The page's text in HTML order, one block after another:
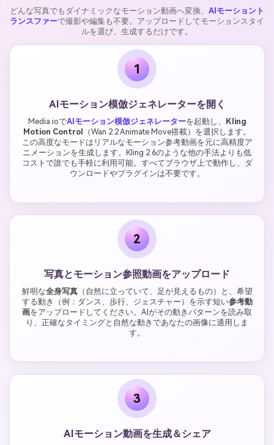
どんな写真でもダイナミックなモーション動画へ変換、 AIモーショント
ランスファーで撮影や編集も不要。アップロードしてモーションスタイ
ルを選び、生成するだけです。
1
AIモーション模倣ジェネレーターを開く
Media.ioでAIモーション模倣ジェネレーターを起動し、
Kling
Motion Control
（Wan 2.2 Animate Move搭載）を選択します。
この高度なモードはリアルなモーション参考動画を元に高精度ア
ニメーションを生成します。Kling 2.6のような他の手法よりも低
コストで誰でも手軽に利用可能。すべてブラウザ上で動作し、ダ
ウンロードやプラグインは不要です。
2
写真とモーション参照動画をアップロード
鮮明な全身写真（自然に立っていて、足が見えるもの）と、希望
する動き（例：ダンス、歩行、ジェスチャー）を示す短い参考動
画をアップロードしてください。AIがその動きパターンを読み取
り、正確なタイミングと自然な動きであなたの画像に適用しま
す。
3
AIモーション動画を生成＆シェア